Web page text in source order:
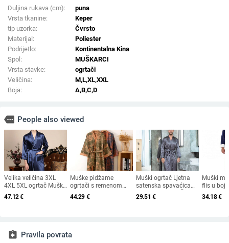
Duljina rukava (cm):
puna
Vrsta tkanine:
Keper
tip uzorka:
Čvrsto
Materijal:
Poliester
Podrijetlo:
Kontinentalna Kina
Spol:
MUŠKARCI
Vrsta stavke:
ogrtači
Veličina:
M,L,XL,XXL
Boja:
A,B,C,D
more People also viewed
Velika veličina 3XL
4XL 5XL ogrtač Muška
ljetna spavaćica za
jednu osobu
Kućni ogrtač
47.12€
Muške pidžame
ogrtači s remenom
Pamučni otisnuti
ogrtač tri četvrtine
44.29 €
Muški ogrtač Ljetna
satenska spavaćica
Kimono Yukata Široki
kućni ogrtač Muška
29.51 €
Muški
flis u boji
dugi
spavanje
34.18€
assignment_return Pravila povrata